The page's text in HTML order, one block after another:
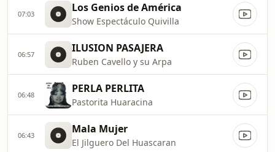
07:03 Los Genios de América
Show Espectáculo Quivilla
06:57 ILUSION PASAJERA
Ruben Cavello y su Arpa
06:48 PERLA PERLITA
Pastorita Huaracina
06:43 Mala Mujer
El Jilguero Del Huascaran